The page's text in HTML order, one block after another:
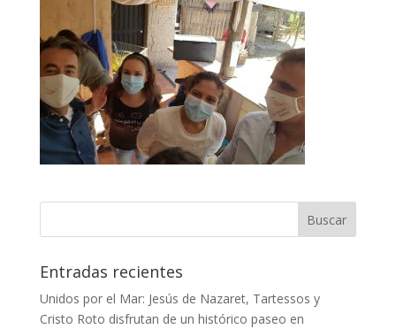
Entradas recientes
Unidos por el Mar: Jesús de Nazaret, Tartessos y
Cristo Roto disfrutan de un histórico paseo en